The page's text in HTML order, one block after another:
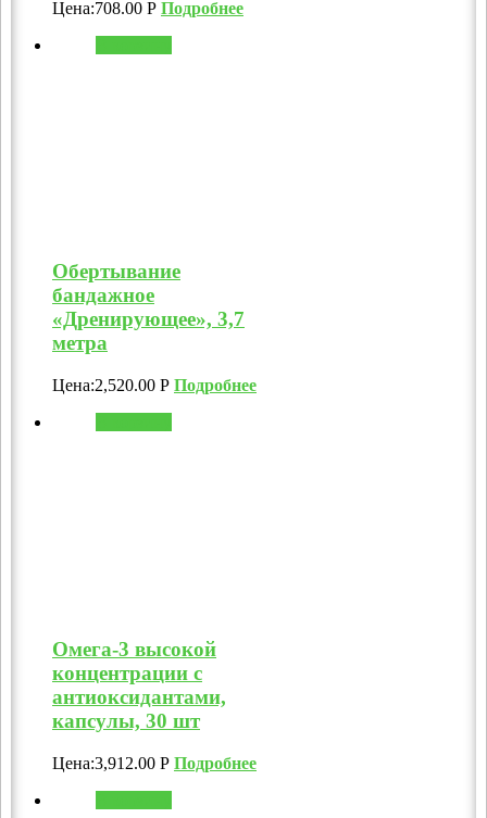
Цена:708.00 Р Подробнее
Обертывание
бандажное
«Дренирующее», 3,7
метра
Цена:2,520.00 Р Подробнее
Омега-3 высокой
концентрации с
антиоксидантами,
капсулы, 30 шт
Цена:3,912.00 Р Подробнее